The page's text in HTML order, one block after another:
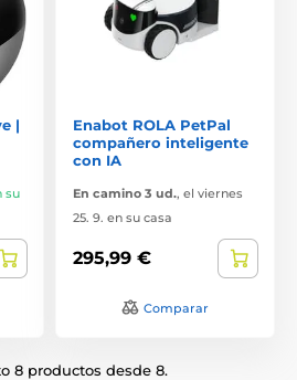
|
su
Enabot ROLA PetPal
compañero inteligente
con IA
En camino 3 ud., el viernes
25. 9. en su casa
295,99 €
Comparar
8 productos desde 8.